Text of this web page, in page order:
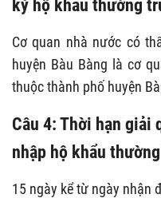
ký hộ khẩu thường
Cơ quan nhà nước có
huyện Bàu Bàng là cơ
thuộc thành phố huyện
Câu 4: Thời hạn giải
nhập hộ khẩu
15 ngày kể từ ngày nhận